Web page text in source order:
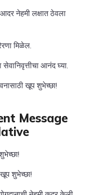
नेहमी लक्षात ठेवला
मिळेल.
आनंद घ्या.
खूप शुभेच्छा!
Message
खूप शुभेच्छा!